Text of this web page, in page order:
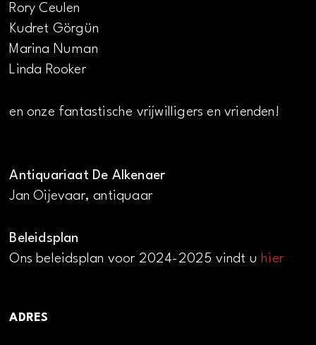
Rory Ceulen
Kudret Görgün
Marina Numan
Linda Rooker
en onze fantastische vrijwilligers en vrienden!
Antiquariaat De Alkenaer
Jan Oijevaar, antiquaar
Beleidsplan
Ons beleidsplan voor 2024-2025 vindt uhier
ADRES